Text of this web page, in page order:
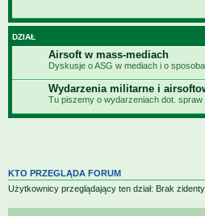
DZIAŁ
Airsoft w mass-mediach
Dyskusje o ASG w mediach i o
Wydarzenia militarne i
Tu piszemy o wydarzeniach dot. spraw
KTO PRZEGLĄDA FORUM
Użytkownicy przeglądający ten dział: Brak